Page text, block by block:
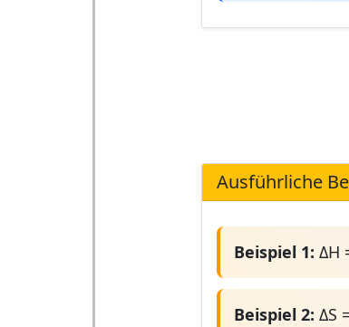
Ausführliche
Beispiel 1: ΔH
Beispiel 2: ΔS